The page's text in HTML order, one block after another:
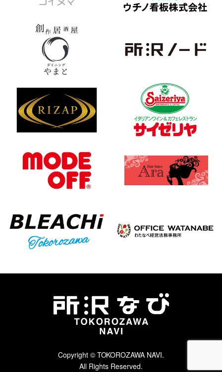
Copyright © TOKOROZAWA NAVI.
All Rights Reserved.